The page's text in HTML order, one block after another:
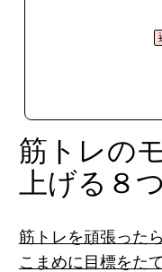
筋トレの
上げる８
筋トレを頑張った
こまめに目標をた